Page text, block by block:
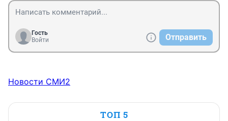
Гость
Войти
Отправить
Новости СМИ2
ТОП 5